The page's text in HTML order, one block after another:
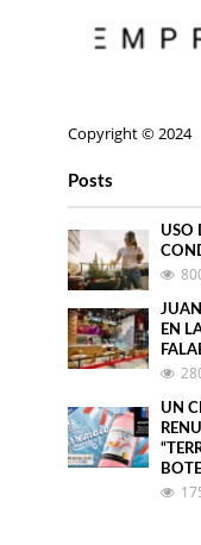
Copyright © 2024
Posts
USO
EN
UN